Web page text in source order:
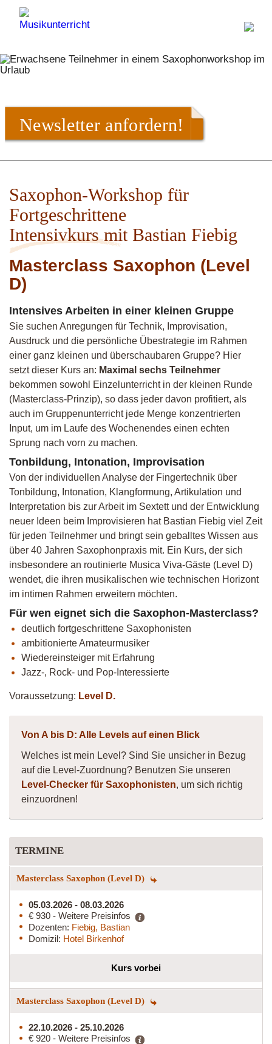
Newsletter anfordern!
Saxophon-Workshop für
Fortgeschrittene
Intensivkurs mit Bastian Fiebig
Masterclass Saxophon (Level
D)
Intensives Arbeiten in einer kleinen Gruppe
Sie suchen Anregungen für Technik, Improvisation,
Ausdruck und die persönliche Übestrategie im Rahmen
einer ganz kleinen und überschaubaren Gruppe? Hier
setzt dieser Kurs an: Maximal sechs Teilnehmer
bekommen sowohl Einzelunterricht in der kleinen Runde
(Masterclass-Prinzip), so dass jeder davon profitiert, als
auch im Gruppenunterricht jede Menge konzentrierten
Input, um im Laufe des Wochenendes einen echten
Sprung nach vorn zu machen.
Tonbildung, Intonation, Improvisation
Von der individuellen Analyse der Fingertechnik über
Tonbildung, Intonation, Klangformung, Artikulation und
Interpretation bis zur Arbeit im Sextett und der Entwicklung
neuer Ideen beim Improvisieren hat Bastian Fiebig viel Zeit
für jeden Teilnehmer und bringt sein geballtes Wissen aus
über 40 Jahren Saxophonpraxis mit. Ein Kurs, der sich
insbesondere an routinierte Musica Viva-Gäste (Level D)
wendet, die ihren musikalischen wie technischen Horizont
im intimen Rahmen erweitern möchten.
Für wen eignet sich die Saxophon-Masterclass?
deutlich fortgeschrittene Saxophonisten
ambitionierte Amateurmusiker
Wiedereinsteiger mit Erfahrung
Jazz-, Rock- und Pop-Interessierte
Voraussetzung: Level D.
Von A bis D: Alle Levels auf einen Blick
Welches ist mein Level? Sind Sie unsicher in Bezug
auf die Level-Zuordnung? Benutzen Sie unseren
Level-Checker für Saxophonisten, um sich richtig
einzuordnen!
TERMINE
Masterclass Saxophon (Level D)
05.03.2026 - 08.03.2026
€ 930 - Weitere Preisinfos
Dozenten: Fiebig, Bastian
Domizil: Hotel Birkenhof
Kurs vorbei
Masterclass Saxophon (Level D)
22.10.2026 - 25.10.2026
€ 920 - Weitere Preisinfos